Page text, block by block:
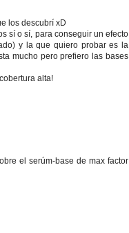
los descubrí xD
sí o sí, para conseguir un efecto
y la que quiero probar es la
mucho pero prefiero las bases
alta!
el serúm-base de max factor